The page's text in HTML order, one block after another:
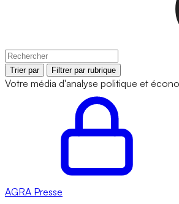
Trier par Filtrer par rubrique
Votre média d'analyse politique et
AGRA Presse